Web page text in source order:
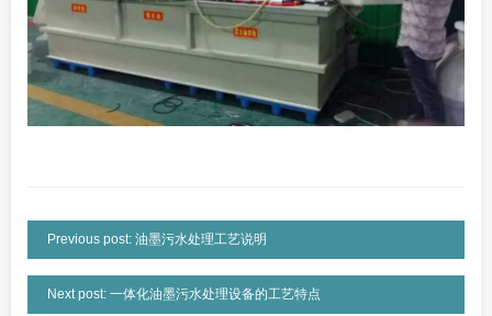
Previous post: 油墨污水处理工艺说明
Next post: 一体化油墨污水处理设备的工艺特点